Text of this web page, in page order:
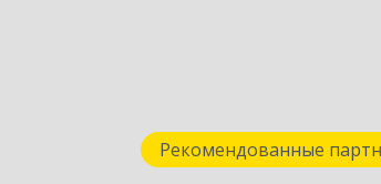
Рекомендованные